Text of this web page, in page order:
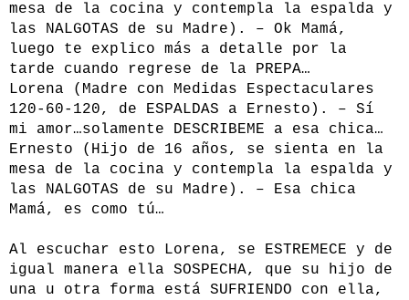
mesa de la cocina y contempla la espalda y
las NALGOTAS de su Madre). – Ok Mamá,
luego te explico más a detalle por la
tarde cuando regrese de la PREPA…
Lorena (Madre con Medidas Espectaculares
120-60-120, de ESPALDAS a Ernesto). – Sí
mi amor…solamente DESCRIBEME a esa chica…
Ernesto (Hijo de 16 años, se sienta en la
mesa de la cocina y contempla la espalda y
las NALGOTAS de su Madre). – Esa chica
Mamá, es como tú…
Al escuchar esto Lorena, se ESTREMECE y de
igual manera ella SOSPECHA, que su hijo de
una u otra forma está SUFRIENDO con ella,